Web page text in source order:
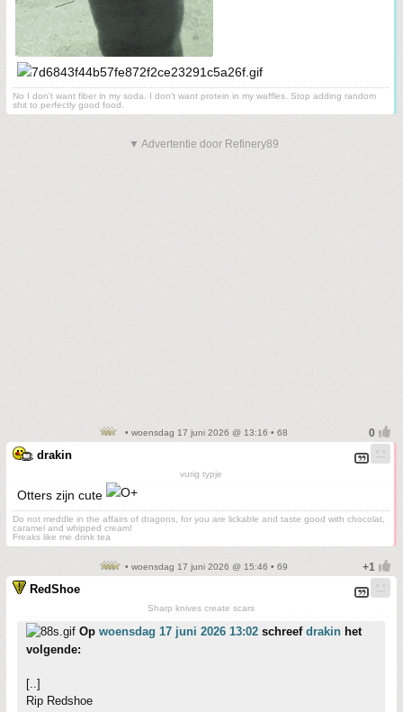
No I don't want fiber in my soda. I don't want protein in my waffles. Stop adding random
shit to perfectly good food.
▼ Advertentie door Refinery89
• woensdag 17 juni 2026 @ 13:16 • 68
drakin
vurig typje
Otters zijn cute
Do not meddle in the affairs of dragons, for you are lickable and taste good with chocolat,
caramel and whipped cream!
Freaks like me drink tea
• woensdag 17 juni 2026 @ 15:46 • 69
RedShoe
Sharp knives create scars
Op woensdag 17 juni 2026 13:02 schreef drakin het
volgende:
[..]
Rip Redshoe